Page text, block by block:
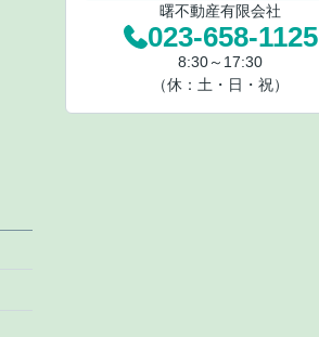
曙不動産有限会社
023-658-1125
8:30～17:30
（休：土・日・祝）